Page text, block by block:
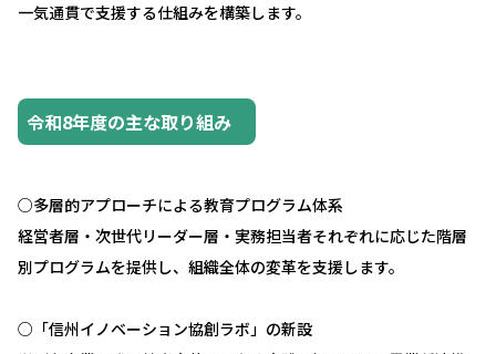
一気通貫で支援する仕組みを構築します。
令和8年度の主な取り組み
○多層的アプローチによる教育プログラム体系
経営者層・次世代リーダー層・ 実務担当者それぞれに応じた階層
別プログラムを提供し、 組織全体の変革を支援します。
○「信州イノベーション協創ラボ」の新設